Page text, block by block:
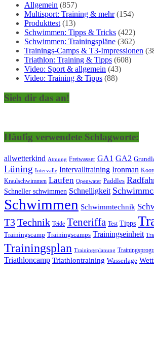
Allgemein (857)
Multisport: Training & mehr(154)
Produkttest (13)
Schwimmen: Tipps & Tricks (422)
Schwimmen: Trainingspläne (362)
Trainings-Camps & T3-Impressionen
Triathlon: Training & Tipps (608)
Video: Sport & allgemein (43)
Video: Training & Tipps (88)
Sieh dir das an!
Häufig verwendete Schlagworte:
allwetterkind Atmung Freiwasser GA1 GA2
Lüning Intervalle Intervalltraining Ironman
Kraulschwimmen Laufen Openwater Paddles
Schneller schwimmen Schnelligkeit
Schwimmen Schwimmtechnik
T3Technik Teide Teneriffa Test Tipps
Trainingscamp Trainingscamps Trainingseinheit
Trainingsplan Trainingsplanung
Triathloncamp Triathlontraining Wasserlage